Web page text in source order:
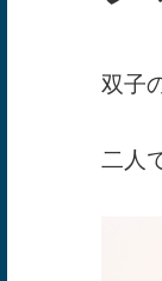
双子
二人